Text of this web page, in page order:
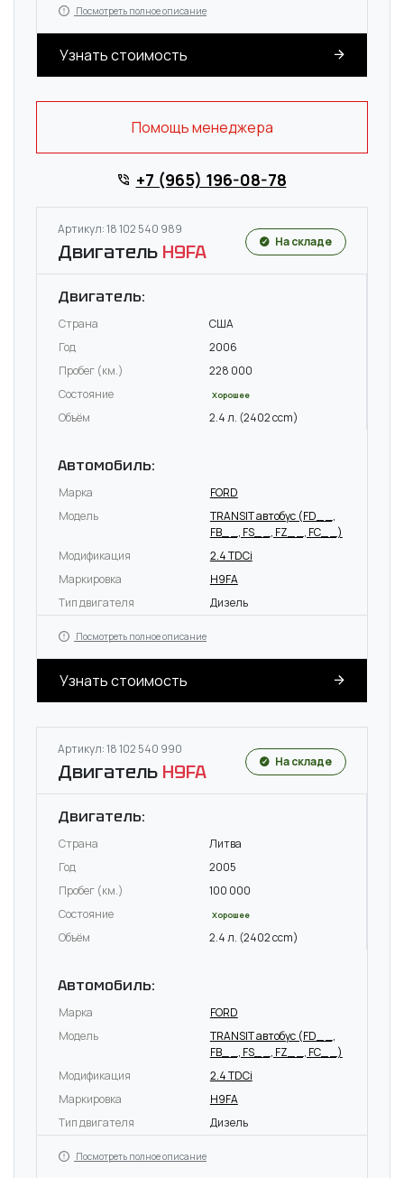
Посмотреть полное описание
Узнать стоимость
Помощь менеджера
+7 (965) 196-08-78
Артикул: 18 102 540 989
Двигатель H9FA На складе
Двигатель:
Страна
США
Год
2006
Пробег (км.)
228 000
Состояние
Хорошее
Объём 2.4 л. (2402 ccm)
Автомобиль:
Марка
FORD
Модель
TRANSIT автобус (FD_ _,
FB_ _, FS_ _, FZ_ _, FC_ _)
Модификация
2.4 TDCi
Маркировка
H9FA
Тип двигателя
Дизель
Посмотреть полное описание
Узнать стоимость
Артикул: 18 102 540 990
Двигатель H9FA На складе
Двигатель:
Страна
Литва
Год
2005
Пробег (км.)
100 000
Состояние
Хорошее
Объём 2.4 л. (2402 ccm)
Автомобиль:
Марка
FORD
Модель
TRANSIT автобус (FD_ _,
FB_ _, FS_ _, FZ_ _, FC_ _)
Модификация
2.4 TDCi
Маркировка
H9FA
Тип двигателя
Дизель
Посмотреть полное описание